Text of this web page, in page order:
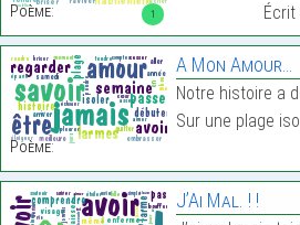
1
Poème:
Poème:
A Mon Amour…
Notre histoire a
Sur une plage
J’Ai Mal. ! !